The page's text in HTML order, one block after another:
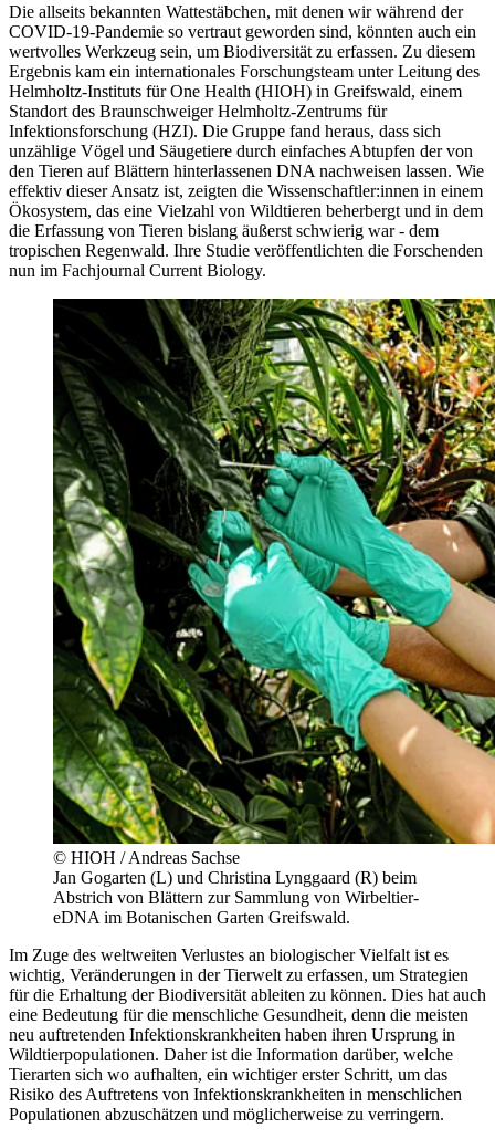
Die allseits bekannten Wattestäbchen, mit denen wir während der
COVID-19-Pandemie so vertraut geworden sind, könnten auch ein
wertvolles Werkzeug sein, um Biodiversität zu erfassen. Zu diesem
Ergebnis kam ein internationales Forschungsteam unter Leitung des
Helmholtz-Instituts für One Health (HIOH) in Greifswald, einem
Standort des Braunschweiger Helmholtz-Zentrums für
Infektionsforschung (HZI). Die Gruppe fand heraus, dass sich
unzählige Vögel und Säugetiere durch einfaches Abtupfen der von
den Tieren auf Blättern hinterlassenen DNA nachweisen lassen. Wie
effektiv dieser Ansatz ist, zeigten die Wissenschaftler:innen in einem
Ökosystem, das eine Vielzahl von Wildtieren beherbergt und in dem
die Erfassung von Tieren bislang äußerst schwierig war - dem
tropischen Regenwald. Ihre Studie veröffentlichten die Forschenden
nun im Fachjournal Current Biology.
© HIOH / Andreas Sachse
Jan Gogarten (L) und Christina Lynggaard (R) beim
Abstrich von Blättern zur Sammlung von Wirbeltier-
eDNA im Botanischen Garten Greifswald.
Im Zuge des weltweiten Verlustes an biologischer Vielfalt ist es
wichtig, Veränderungen in der Tierwelt zu erfassen, um Strategien
für die Erhaltung der Biodiversität ableiten zu können. Dies hat auch
eine Bedeutung für die menschliche Gesundheit, denn die meisten
neu auftretenden Infektionskrankheiten haben ihren Ursprung in
Wildtierpopulationen. Daher ist die Information darüber, welche
Tierarten sich wo aufhalten, ein wichtiger erster Schritt, um das
Risiko des Auftretens von Infektionskrankheiten in menschlichen
Populationen abzuschätzen und möglicherweise zu verringern.